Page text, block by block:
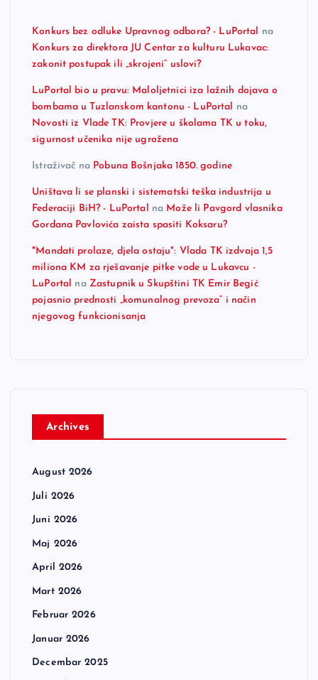
Konkurs bez odluke Upravnog odbora? - LuPortal
na
Konkurs za direktora JU Centar za kulturu Lukavac:
zakonit postupak ili „skrojeni“ uslovi?
LuPortal bio u pravu: Maloljetnici iza lažnih dojava o
bombama u Tuzlanskom kantonu - LuPortal
na
Novosti iz Vlade TK: Provjere u školama TK u toku,
sigurnost učenika nije ugrožena
Istraživač na Pobuna Bošnjaka 1850. godine
Uništava li se planski i sistematski teška industrija u
Federaciji BiH? - LuPortal
na Može li Pavgord vlasnika
Gordana Pavlovića zaista spasiti Koksaru?
"Mandati prolaze, djela ostaju": Vlada TK izdvaja 1,5
miliona KM za rješavanje pitke vode u Lukavcu -
LuPortal na Zastupnik u Skupštini TK Emir Begić
pojasnio prednosti „komunalnog prevoza“ i način
njegovog funkcionisanja
Archives
August 2026
Juli 2026
Juni 2026
Maj 2026
April 2026
Mart 2026
Februar 2026
Januar 2026
Decembar 2025